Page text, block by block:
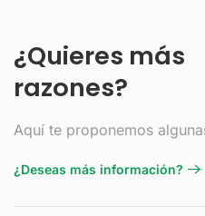
¿Quieres más
razones?
Aquí te proponemos
¿Deseas más información?